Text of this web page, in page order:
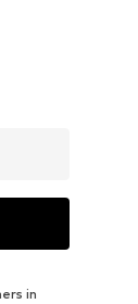
in